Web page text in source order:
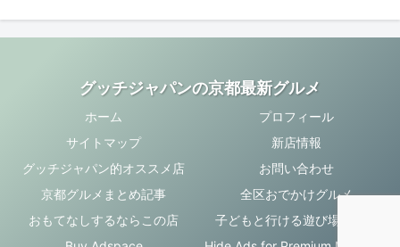
グッチジャパンの京都最新グルメ
ホーム
プロフィール
サイトマップ
新店情報
グッチジャパン的オススメ店
お問い合わせ
京都グルメまとめ記事
全区おでかけグルメ
おもてなしするならこの店
子どもと行ける遊び場・お店